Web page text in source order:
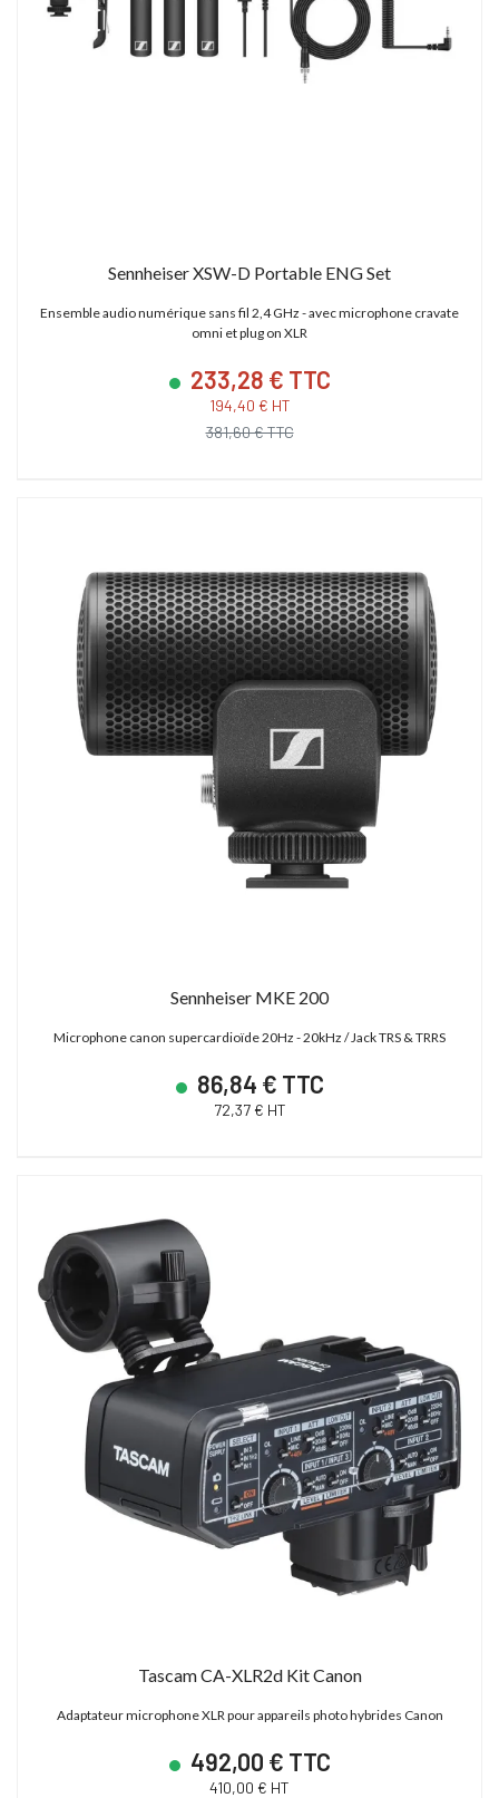
Sennheiser XSW-D Portable ENG Set
Ensemble audio numérique sans fil 2,4 GHz - avec microphone cravate
omni et plug on XLR
233,28 € TTC
194,40 € HT
381,60 € TTC
Sennheiser MKE 200
Microphone canon supercardioïde 20Hz - 20kHz / Jack TRS & TRRS
86,84 € TTC
72,37 € HT
Tascam CA-XLR2d Kit Canon
Adaptateur microphone XLR pour appareils photo hybrides Canon
492,00 € TTC
410,00 € HT